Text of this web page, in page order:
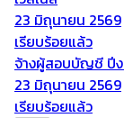
23 มิถุนายน 2569
เรียบร้อยแล้ว
จ้างผู้สอบบัญชี ปี
23 มิถุนายน 2569
เรียบร้อยแล้ว